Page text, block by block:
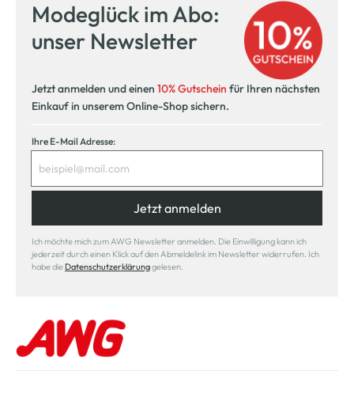
Modeglück im Abo:
unser Newsletter
Jetzt anmelden und einen 10% Gutschein für Ihren nächsten
Einkauf in unserem Online-Shop sichern.
Ihre E-Mail Adresse:
Jetzt anmelden
Ich möchte mich zum AWG Newsletter anmelden. Die Einwilligung kann ich
jederzeit durch einen Klick auf den Abmeldelink im Newsletter widerrufen. Ich
habe die Datenschutzerklärunggelesen.